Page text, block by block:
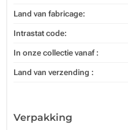
Land van fabricage:
Intrastat code:
In onze collectie vanaf :
Land van verzending :
Verpakking